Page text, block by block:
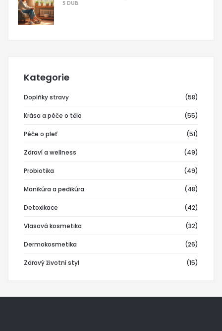
5 DUB
Kategorie
Doplňky stravy (58)
Krása a péče o tělo (55)
Péče o pleť (51)
Zdraví a wellness (49)
Probiotika (49)
Manikúra a pedikúra (48)
Detoxikace (42)
Vlasová kosmetika (32)
Dermokosmetika (26)
Zdravý životní styl (15)